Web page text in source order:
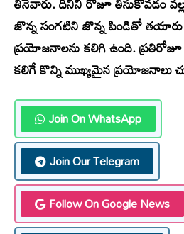
జొన్న సంగటిని జొన్న పిండితో తయారు
ప్రయోజనాలను కలిగి ఉంది. ప్రతిరోజూ
కలిగే కొన్ని ముఖ్యమైన ప్రయోజనాలు
Join On WhatsApp
Join Our Telegram
Follow On Google News